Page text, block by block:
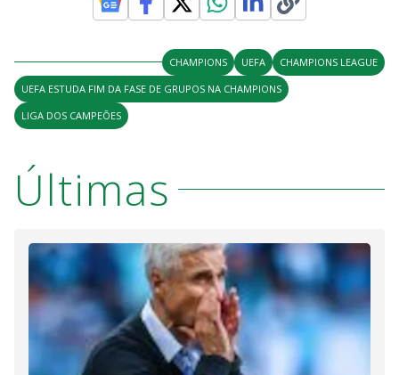
CHAMPIONS UEFA
CHAMPIONS LEAGUE
UEFA ESTUDA FIM DA FASE DE GRUPOS NA CHAMPIONS
LIGA DOS CAMPEÕES
Últimas